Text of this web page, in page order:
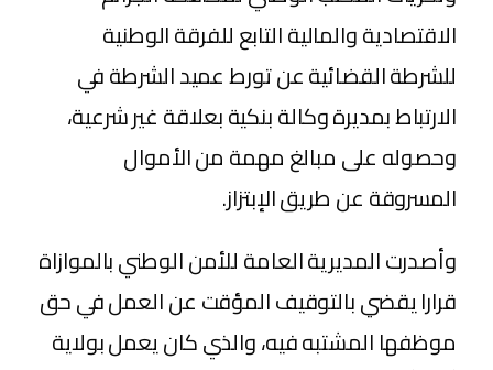
الاقتصادية والمالية التابع للفرقة الوطنية
للشرطة القضائية عن تورط عميد الشرطة في
الارتباط بمديرة وكالة بنكية بعلاقة غير شرعية،
وحصوله على مبالغ مهمة من الأموال
المسروقة عن طريق الإبتزاز.
وأصدرت المديرية العامة للأمن الوطني بالموازاة
قرارا يقضي بالتوقيف المؤقت عن العمل في حق
موظفها المشتبه فيه، والذي كان يعمل بولاية